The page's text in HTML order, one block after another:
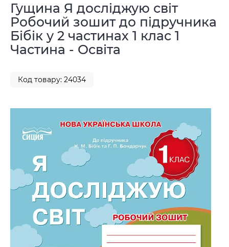
Гущина Я досліджую світ
Робочий зошит до підручника
Бібік у 2 частинах 1 клас 1
Частина - Освіта
Код товару: 24034